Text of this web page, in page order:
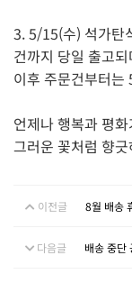
3. 5/15(수) 석가탄
건까지 당일 출고
이후 주문건부터
언제나 행복과 평
그러운 꽃처럼 향
이전글 8월 배송
다음글 배송 중단